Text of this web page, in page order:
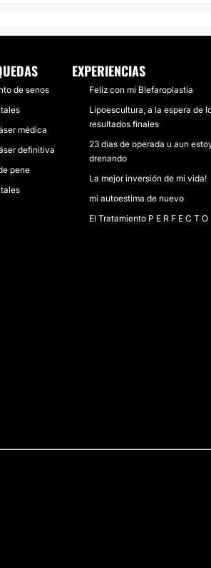
de senos
médica
definitiva
pene
EXPERIENCIAS
Feliz con mi Blefaroplastia
Lipoescultura, a la espera de
resultados finales
23 dias de operada u aun
drenando
La mejor inversión de mi vida!
mi autoestima de nuevo
El Tratamiento P E R F E C T O